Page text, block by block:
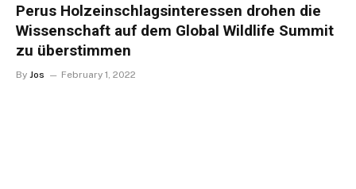
Perus Holzeinschlagsinteressen drohen die
Wissenschaft auf dem Global Wildlife Summit
zu überstimmen
By Jos February 1, 2022